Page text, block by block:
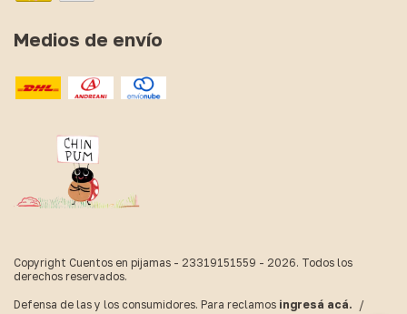
Medios de envío
Copyright Cuentos en pijamas - 23319151559 - 2026. Todos los
derechos reservados.
Defensa de las y los consumidores. Para reclamos ingresá acá. /